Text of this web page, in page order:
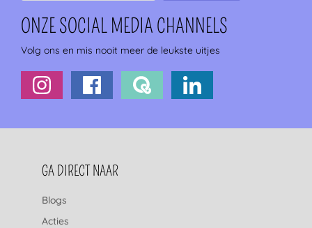
ONZE SOCIAL MEDIA CHANNELS
Volg ons en mis nooit meer de leukste uitjes
FOOTERNAVIGATIE
GA DIRECT NAAR
Blogs
Acties